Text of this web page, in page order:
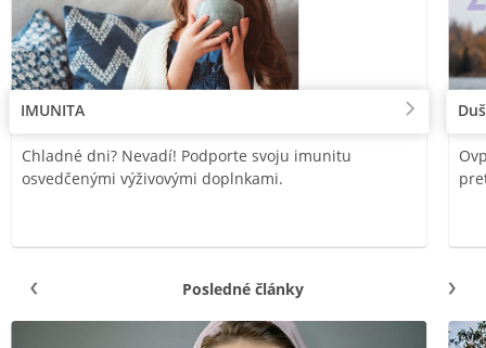
IMUNITA
Chladné dni? Nevadí! Podporte svoju imunitu
osvedčenými výživovými doplnkami.
Posledné články